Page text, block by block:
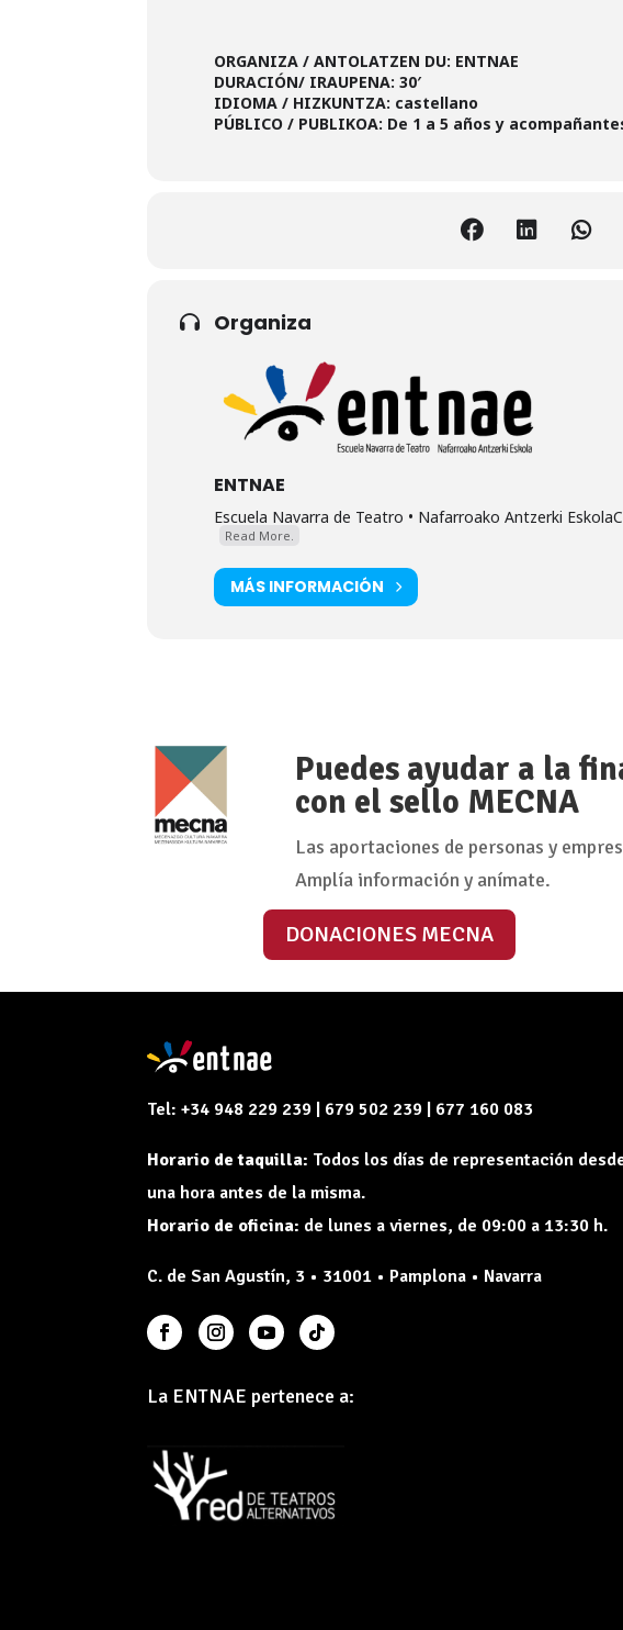
ORGANIZA / ANTOLATZEN DU: ENTNAE
DURACIÓN/ IRAUPENA: 30′
IDIOMA / HIZKUNTZA: castellano
PÚBLICO / PUBLIKOA: De 1 a 5 años y
Organiza
ENTNAE
Escuela Navarra de Teatro • Nafarroako Antzerki
Read More.
MÁS INFORMACIÓN
Puedes ayudar a la
con el sello MECNA
Las aportaciones de personas y
Amplía información y anímate.
DONACIONES MECNA
Tel: +34 948 229 239 | 679 502 239 | 677 160 083
Horario de taquilla: Todos los días de representación
una hora antes de la misma.
Horario de oficina: de lunes a viernes, de 09:00 a 13:30 h.
C. de San Agustín, 3 • 31001 • Pamplona • Navarra
La ENTNAE pertenece a: